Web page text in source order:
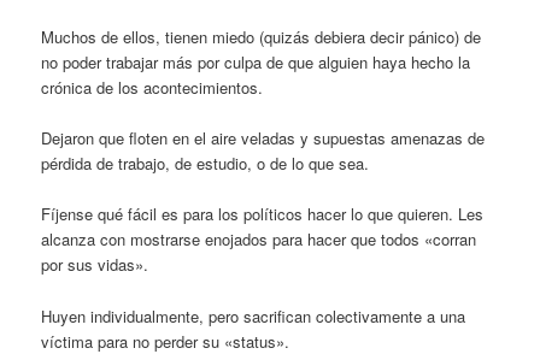
Muchos de ellos, tienen miedo (quizás debiera decir pánico) de
no poder trabajar más por culpa de que alguien haya hecho la
crónica de los acontecimientos.
Dejaron que floten en el aire veladas y supuestas amenazas de
pérdida de trabajo, de estudio, o de lo que sea.
Fíjense qué fácil es para los políticos hacer lo que quieren. Les
alcanza con mostrarse enojados para hacer que todos «corran
por sus vidas».
Huyen individualmente, pero sacrifican colectivamente a una
víctima para no perder su «status».